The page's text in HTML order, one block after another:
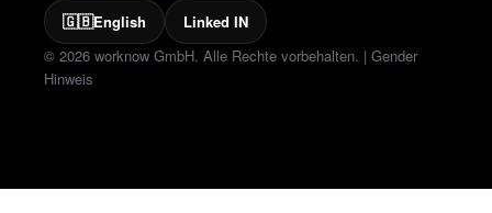
© 2026 worknow GmbH. Alle Rechte vorbehalten. | Gender
Hinweis
🇬🇧English Linked IN